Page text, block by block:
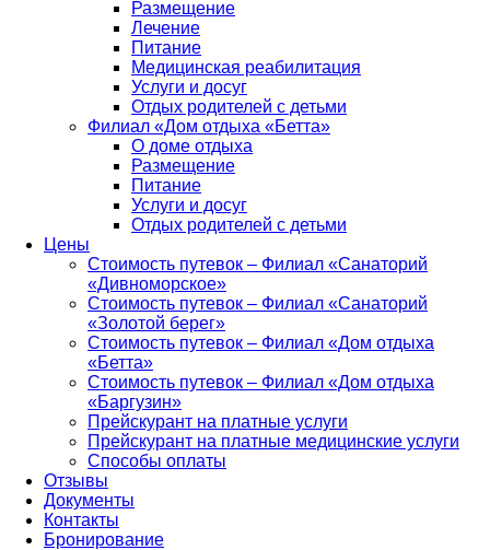
Размещение
Лечение
Питание
Медицинская реабилитация
Услуги и досуг
Отдых родителей с детьми
Филиал «Дом отдыха «Бетта»
О доме отдыха
Размещение
Питание
Услуги и досуг
Отдых родителей с детьми
Цены
Стоимость путевок – Филиал «Санаторий
«Дивноморское»
Стоимость путевок – Филиал «Санаторий
«Золотой берег»
Стоимость путевок – Филиал «Дом отдыха
«Бетта»
Стоимость путевок – Филиал «Дом отдыха
«Баргузин»
Прейскурант на платные услуги
Прейскурант на платные медицинские услуги
Способы оплаты
Отзывы
Документы
Контакты
Бронирование